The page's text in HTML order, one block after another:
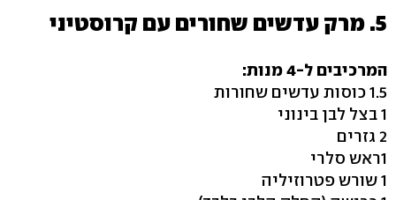
5. מרק עדשים שחורים עם קרוסטיני
המרכיבים ל-4 מנות:
1.5 כוסות עדשים שחורות
1 בצל לבן בינוני
2 גזרים
1ראש סלרי
1 שורש פטרוזיליה